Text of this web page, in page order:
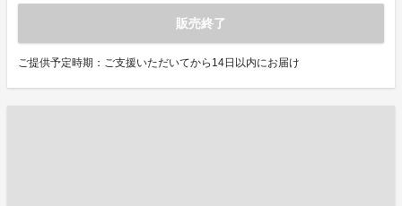
販売終了
ご提供予定時期：ご支援いただいてから14日以内にお届け